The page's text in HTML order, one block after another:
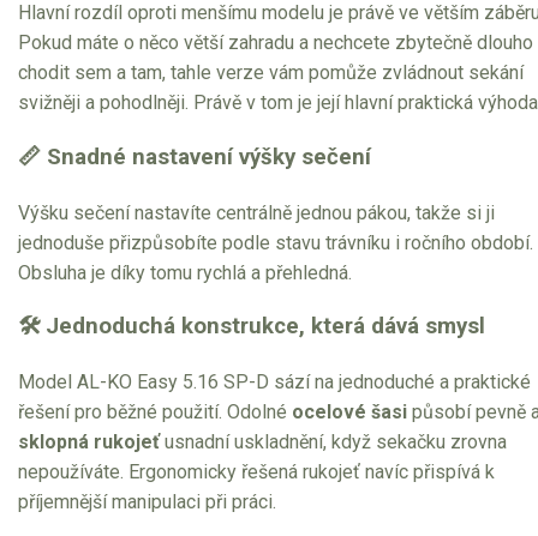
Hlavní rozdíl oproti menšímu modelu je právě ve větším
Pokud máte o něco větší zahradu a nechcete zbytečně dlouho
chodit sem a tam, tahle verze vám pomůže zvládnout sekání
svižněji a pohodlněji. Právě v tom je její hlavní praktická
📏 Snadné nastavení výšky sečení
Výšku sečení nastavíte centrálně jednou pákou, takže si ji
jednoduše přizpůsobíte podle stavu trávníku i ročního období.
Obsluha je díky tomu rychlá a přehledná.
🛠 Jednoduchá konstrukce, která dává smysl
Model AL-KO Easy 5.16 SP-D sází na jednoduché a praktické
řešení pro běžné použití. Odolné ocelové šasi působí pevně
sklopná rukojeťusnadní uskladnění, když sekačku zrovna
nepoužíváte. Ergonomicky řešená rukojeť navíc přispívá k
příjemnější manipulaci při práci.